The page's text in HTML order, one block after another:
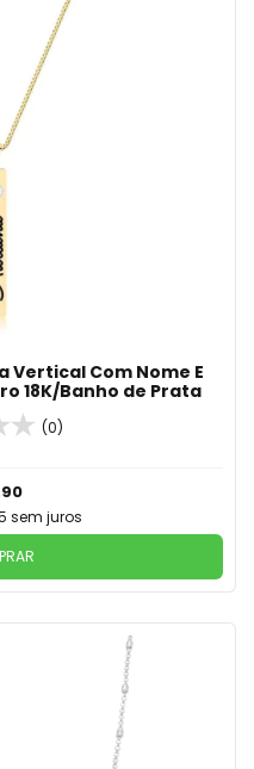
Vertical Com Nome E
18K/Banho de Prata
(0)
sem juros